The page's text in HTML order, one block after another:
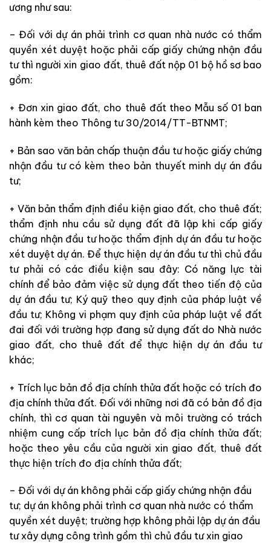
ương như sau:
– Đối với dự án phải trình cơ quan nhà nước có thẩm
quyền xét duyệt hoặc phải cấp giấy chứng nhận đầu
tư thì người xin giao đất, thuê đất nộp 01 bộ hồ sơ bao
gồm:
+ Đơn xin giao đất, cho thuê đất theo Mẫu số 01 ban
hành kèm theo Thông tư 30/2014/TT-BTNMT;
+ Bản sao văn bản chấp thuận đầu tư hoặc giấy chứng
nhận đầu tư có kèm theo bản thuyết minh dự án đầu
tư;
+ Văn bản thẩm định điều kiện giao đất, cho thuê đất;
thẩm định nhu cầu sử dụng đất đã lập khi cấp giấy
chứng nhận đầu tư hoặc thẩm định dự án đầu tư hoặc
xét duyệt dự án. Để thực hiện dự án đầu tư thì chủ đầu
tư phải có các điều kiện sau đây: Có năng lực tài
chính để bảo đảm việc sử dụng đất theo tiến độ của
dự án đầu tư; Ký quỹ theo quy định của pháp luật về
đầu tư; Không vi phạm quy định của pháp luật về đất
đai đối với trường hợp đang sử dụng đất do Nhà nước
giao đất, cho thuê đất để thực hiện dự án đầu tư
khác;
+ Trích lục bản đồ địa chính thửa đất hoặc có trích đo
địa chính thửa đất. Đối với những nơi đã có bản đồ địa
chính, thì cơ quan tài nguyên và môi trường có trách
nhiệm cung cấp trích lục bản đồ địa chính thửa đất;
hoặc theo yêu cầu của người xin giao đất, thuê đất
thực hiện trích đo địa chính thửa đất;
– Đối với dự án không phải cấp giấy chứng nhận đầu
tư; dự án không phải trình cơ quan nhà nước có thẩm
quyền xét duyệt; trường hợp không phải lập dự án đầu
tư xây dựng công trình gồm thì chủ đầu tư xin giao